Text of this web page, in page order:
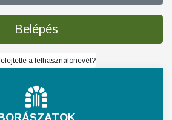
Belépés
a felhasználónevét?
BORÁSZATOK